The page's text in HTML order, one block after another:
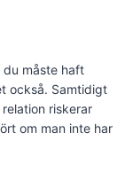
du måste haft
också. Samtidigt
riskerar
om man inte har